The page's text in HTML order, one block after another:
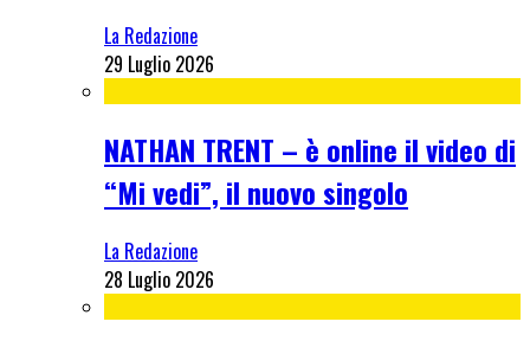
La Redazione
29 Luglio 2026
NATHAN TRENT – è online il video di
“Mi vedi”, il nuovo singolo
La Redazione
28 Luglio 2026